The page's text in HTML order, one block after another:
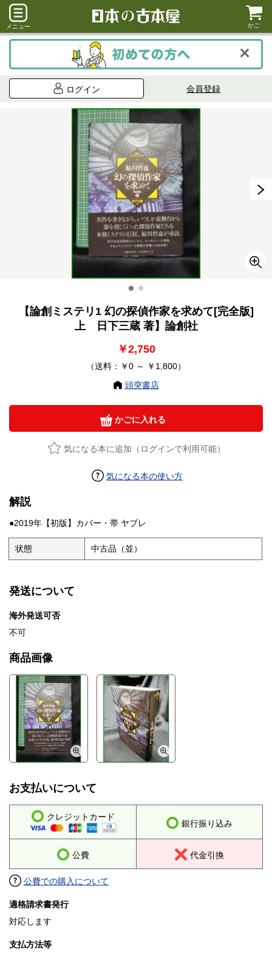
メニュー かご
ログイン 会員登録
【論創ミステリ1 幻の探偵作家を求めて[完全版]
上 日下三蔵 著】論創社
￥2,750
（送料：￥0 ～ ￥1,800）
頭突書店
かごに入れる
気になる本に追加（ログインで利用可能）
気になる本の使い方
解説
●2019年【初版】カバー・帯 ヤブレ
状態 中古品（並）
発送について
海外発送可否
不可
商品画像
お支払いについて
クレジットカード
銀行振り込み
公費 代金引換
公費での購入について
適格請求書発行
対応します
支払方法等